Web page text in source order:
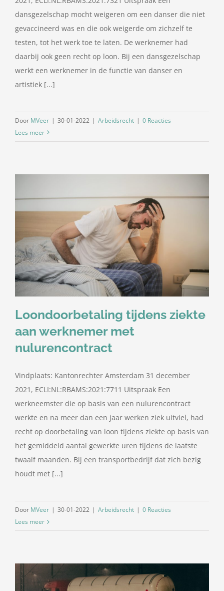
dansgezelschap mocht weigeren om een danser die niet
gevaccineerd was en die ook weigerde om zichzelf te
testen, tot het werk toe te laten. De werknemer had
daarbij ook geen recht op loon. Bij een dansgezelschap
werkt een werknemer in de functie van danser en
artistiek [...]
Door MVeer | 30-01-2022 | Arbeidsrecht | 0 Reacties
Lees meer
Loondoorbetaling tijdens ziekte
aan werknemer met
nulurencontract
Vindplaats: Kantonrechter Amsterdam 31 december
2021, ECLI:NL:RBAMS:2021:7711 Uitspraak Een
werkneemster die op basis van een nulurencontract
werkte en na meer dan een jaar werken ziek uitviel, had
recht op doorbetaling van loon tijdens ziekte op basis van
het gemiddeld aantal gewerkte uren tijdens de laatste
twaalf maanden. Bij een transportbedrijf dat zich bezig
houdt met [...]
Door MVeer | 30-01-2022 | Arbeidsrecht | 0 Reacties
Lees meer